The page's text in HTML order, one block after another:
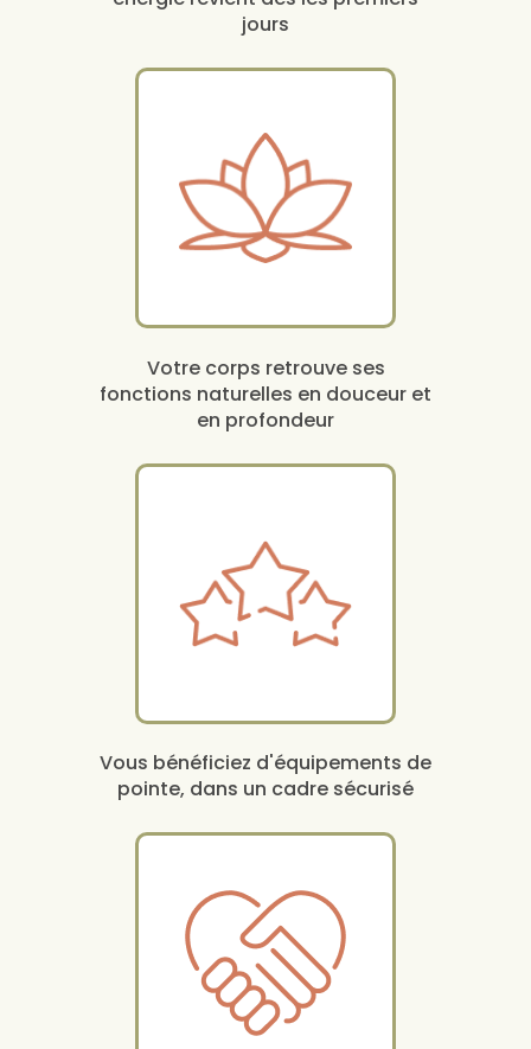
jours
Votre corps retrouve ses
fonctions naturelles en douceur et
en profondeur
Vous bénéficiez d'équipements de
pointe, dans un cadre sécurisé